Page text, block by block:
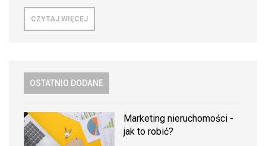
CZYTAJ WIĘCEJ
OSTATNIO DODANE
Marketing nieruchomości -
jak to robić?